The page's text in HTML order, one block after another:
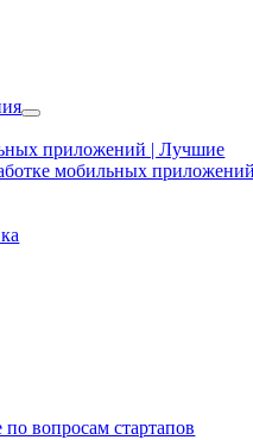
приложений | Лучшие
мобильных
вопросам стартапов